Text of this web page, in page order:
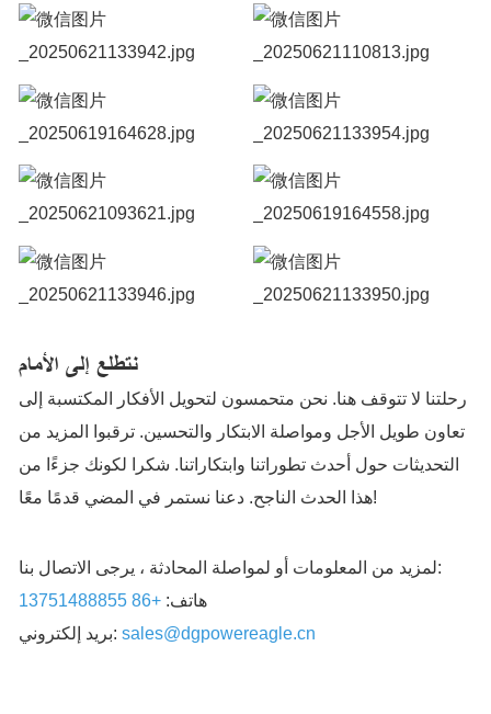
نتطلع إلى الأمام
رحلتنا لا تتوقف هنا. نحن متحمسون لتحويل الأفكار المكتسبة إلى
تعاون طويل الأجل ومواصلة الابتكار والتحسين. ترقبوا المزيد من
التحديثات حول أحدث تطوراتنا وابتكاراتنا. شكرا لكونك جزءًا من
هذا الحدث الناجح. دعنا نستمر في المضي قدمًا معًا!
لمزيد من المعلومات أو لمواصلة المحادثة ، يرجى الاتصال بنا:
هاتف: +86 13751488855
بريد إلكتروني:sales@dgpowereagle.cn